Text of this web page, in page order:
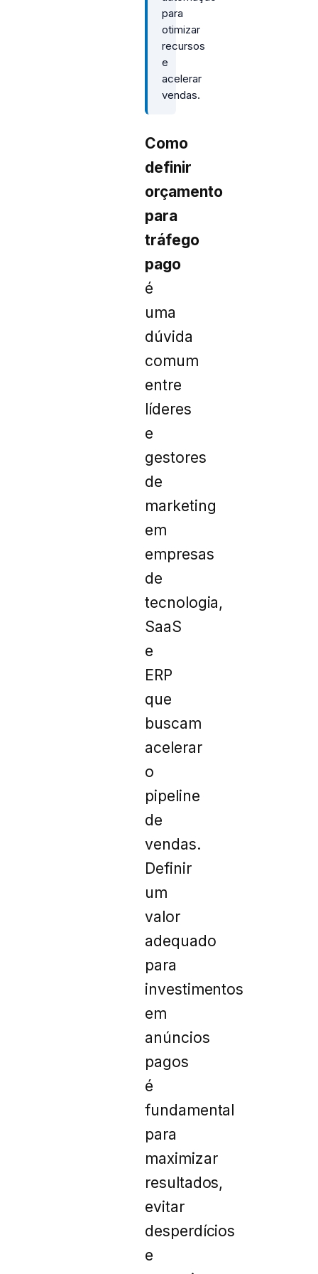
para
otimizar
recursos
e
acelerar
vendas.
Como
definir
orçamento
para
tráfego
pago
é
uma
dúvida
comum
entre
líderes
e
gestores
de
marketing
em
empresas
de
tecnologia,
SaaS
e
ERP
que
buscam
acelerar
o
pipeline
de
vendas.
Definir
um
valor
adequado
para
investimentos
em
anúncios
pagos
é
fundamental
para
maximizar
resultados,
evitar
desperdícios
e